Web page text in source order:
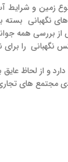
زمین و شرایط
نگهبانی بسته
از بررسی همه
نگهبانی را برای
و از لحاظ
مجتمع های